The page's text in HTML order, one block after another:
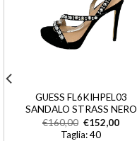
GUESS FL6KIHPEL03
SANDALO STRASS NERO
€160,00 €152,00
Taglia: 40